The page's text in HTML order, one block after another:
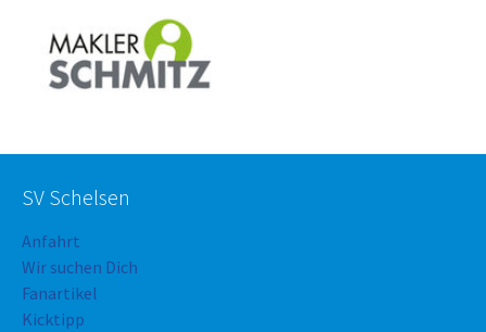
SV Schelsen
Anfahrt
Wir suchen Dich
Fanartikel
Kicktipp